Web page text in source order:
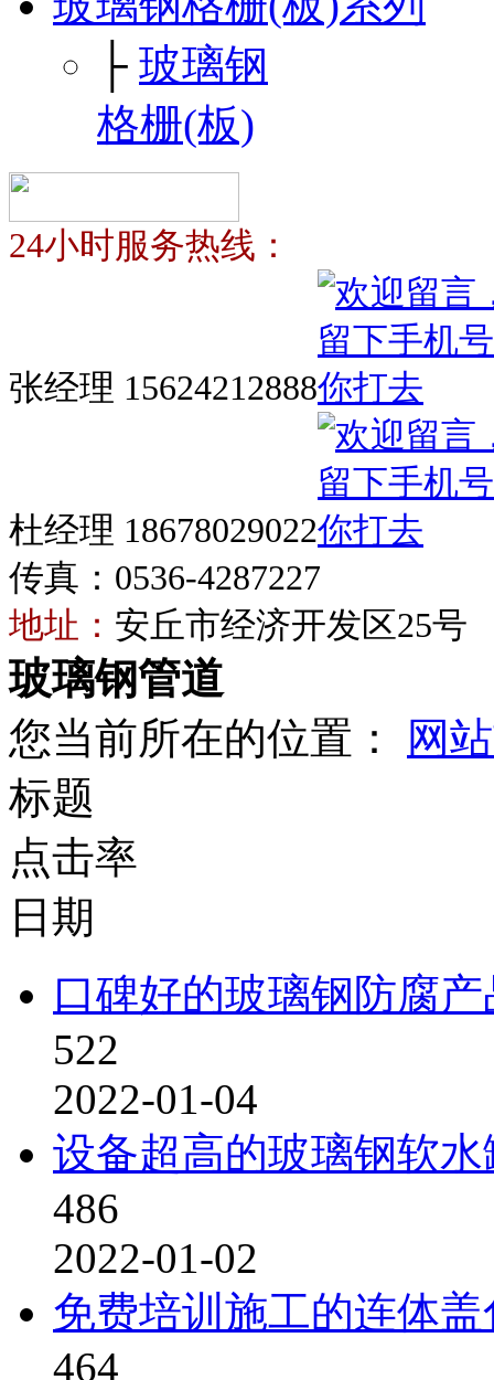
├ 玻璃钢
格栅(板)
24小时服务热线：
张经理 15624212888
杜经理 18678029022
传真：0536-4287227
地址： 安丘市经济开发区25号
玻璃钢管道
您当前所在的位置：
网
标题
点击率
日期
口碑好的玻璃钢防腐产
522
2022-01-04
设备超高的玻璃钢软
486
2022-01-02
免费培训施工的连体
464